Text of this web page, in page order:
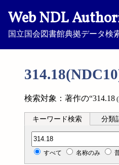
Web NDL
国立国会図書館典拠データ検
検索対象：著作の“314.18
キーワード検索 分類
分類記号検索
すべて 名称のみ